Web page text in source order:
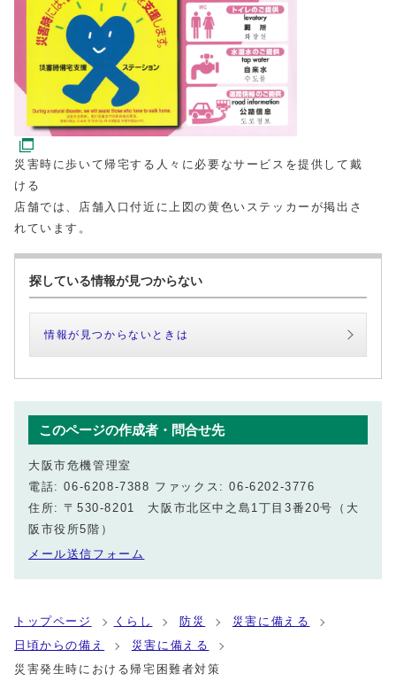
災害時に歩いて帰宅する人々に必要なサービスを提供して戴
ける
店舗では、店舗入口付近に上図の黄色いステッカーが掲出さ
れています。
探している情報が見つからない
情報が見つからないときは
このページの作成者・問合せ先
大阪市危機管理室
電話: 06-6208-7388 ファックス: 06-6202-3776
住所: 〒530-8201 大阪市北区中之島1丁目3番20号（大
阪市役所5階）
メール送信フォーム
トップページ くらし 防災
災害に備える
日頃からの備え
災害に備える
災害発生時における帰宅困難者対策